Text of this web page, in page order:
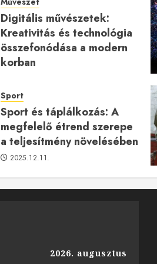
Digitális művészetek:
Kreativitás és technológia
összefonódása a modern
korban
Sport
Sport és táplálkozás: A
megfelelő étrend szerepe
a teljesítmény növelésében
2025.12.11.
2026. augusztus